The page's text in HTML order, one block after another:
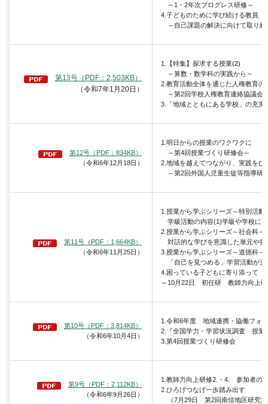
～1・2年次プログレス研修～
4.子どものために学び続ける教員
～自己課題の解決に向けて取り組
第13号（PDF：2,503KB）
（令和7年1月20日）
1.【特集】探求する授業(2)
～算数・数学科の実践から～
2.教育活動全体を通じた人権教育の
～第2回学校人権教育連絡協議会
3.「地域とともにある学校」の充実
第12号（PDF：834KB）
（令和6年12月18日）
1.明日からの授業のワクワクに
～第4回授業づくり研修会～
2.地域を越えてつながり、実践をひ
～第2回外国人児童生徒等指導研
第11号（PDF：1,664KB）
（令和6年11月25日）
1.授業から学ぶシリーズ～特別活動
学級活動の内容(1)学級や学校に
2.授業から学ぶシリーズ～社会科～
対話的な学びを意識した単元や授
3.授業から学ぶシリーズ～道徳科～
「自己を見つめる」学習活動が充
4.困っている子どもに寄り添って
～10月22日 初任研 教師力向上研
第10号（PDF：3,814KB）
（令和6年10月4日）
1.令和6年度 地域連携・協働フォ
2.『全国学力・学習状況調査 授業
3.第4回授業づくり研修会
第9号（PDF：2,112KB）
（令和6年9月26日）
1.教師力向上研修2.・4. 参加者の
2.ひろげつなげ一歩踏み出す
（7月29日 第2回南信地区研究